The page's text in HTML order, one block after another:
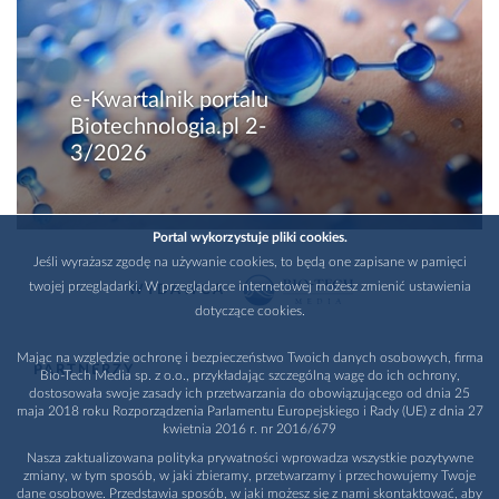
e-Kwartalnik portalu
Biotechnologia.pl 2-
3/2026
WYDAWCA
PARTNERZY
Portal wykorzystuje pliki cookies.
Jeśli wyrażasz zgodę na używanie cookies, to będą one zapisane w pamięci
twojej przeglądarki. W przeglądarce internetowej możesz zmienić ustawienia
dotyczące cookies.
Mając na względzie ochronę i bezpieczeństwo Twoich danych osobowych, firma
Bio-Tech Media sp. z o.o., przykładając szczególną wagę do ich ochrony,
dostosowała swoje zasady ich przetwarzania do obowiązującego od dnia 25
maja 2018 roku Rozporządzenia Parlamentu Europejskiego i Rady (UE) z dnia 27
kwietnia 2016 r. nr 2016/679
Nasza zaktualizowana polityka prywatności wprowadza wszystkie pozytywne
zmiany, w tym sposób, w jaki zbieramy, przetwarzamy i przechowujemy Twoje
dane osobowe. Przedstawia sposób, w jaki możesz się z nami skontaktować, aby